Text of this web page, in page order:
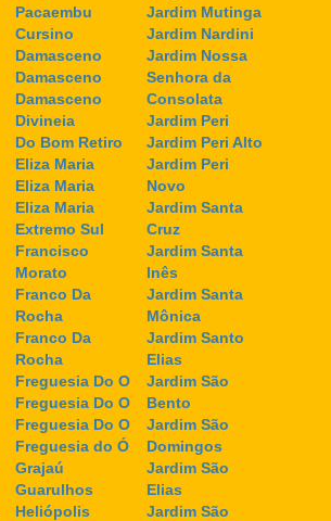
Pacaembu
Cursino
Damasceno
Damasceno
Damasceno
Divineia
Do Bom Retiro
Eliza Maria
Eliza Maria
Eliza Maria
Extremo Sul
Francisco
Morato
Franco Da
Rocha
Franco Da
Rocha
Freguesia Do O
Freguesia Do O
Freguesia Do O
Freguesia do Ó
Grajaú
Guarulhos
Heliópolis
Jardim Mutinga
Jardim Nardini
Jardim Nossa
Senhora da
Consolata
Jardim Peri
Jardim Peri Alto
Jardim Peri
Novo
Jardim Santa
Cruz
Jardim Santa
Inês
Jardim Santa
Mônica
Jardim Santo
Elias
Jardim São
Bento
Jardim São
Domingos
Jardim São
Elias
Jardim São